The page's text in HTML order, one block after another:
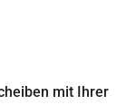
mit Ihrer